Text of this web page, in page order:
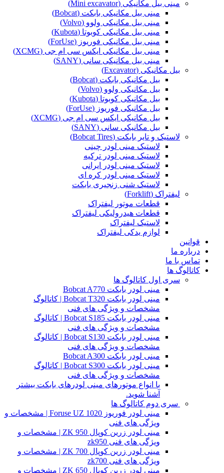
مینی بیل مکانیکی (Mini excavator)
مینی بیل مکانیکی بابکت (Bobcat)
مینی بیل مکانیکی ولوو (Volvo)
مینی بیل مکانیکی کوبوتا (Kubota)
مینی بیل مکانیکی فوریوز (ForUse)
مینی بیل مکانیکی ایکس سی ام جی (XCMG)
مینی بیل مکانیکی سانی (SANY)
بیل مکانیکی (Excavator)
بیل مکانیکی بابکت (Bobcat)
بیل مکانیکی ولوو (Volvo)
بیل مکانیکی کوبوتا (Kubota)
بیل مکانیکی فوریوز (ForUse)
بیل مکانیکی ایکس سی ام جی (XCMG)
بیل مکانیکی سانی (SANY)
لاستیک و تایر بابکت (Bobcat Tires)
لاستیک مینی لودر چینی
لاستیک مینی لودر ترکیه
لاستیک مینی لودر ایرانی
لاستیک مینی لودر کره ای
لاستیک شنی زنجیری بابکت
لیفتراک (Forklift)
قطعات موتور لیفتراک
قطعات هیدرولیکی لیفتراک
لاستیک لیفتراک
لوازم یدکی لیفتراک
قوانین
درباره ما
تماس با ما
کاتالوگ ها
سری اول کاتالوگ ها
مینی لودر بابکت Bobcat A770
مینی لودر بابکت Bobcat T320 | کاتالوگ
مشخصات و ویژگی های فنی
مینی لودر بابکت Bobcat S185 | کاتالوگ
مشخصات و ویژگی های فنی
مینی لودر بابکت Bobcat S130 | کاتالوگ
مشخصات و ویژگی های فنی
مینی لودر بابکت Bobcat A300
مینی لودر بابکت Bobcat S300 | کاتالوگ
مشخصات و ویژگی های فنی
با انواع موتورهای مینی لودرهای بابکت بیشتر
آشنا شوید.
سری دوم کاتالوگ ها
مینی لودر فوریوز Foruse UZ 1020 | مشخصات و
ویژگی های فنی
مینی لودر زرین کوپال ZK 950 | مشخصات و
ویژگی های فنی zk950
مینی لودر زرین کوپال ZK 700 | مشخصات و
ویژگی های فنی zk700
مینی لودر زرین کوپال ZK 650 | مشخصات و